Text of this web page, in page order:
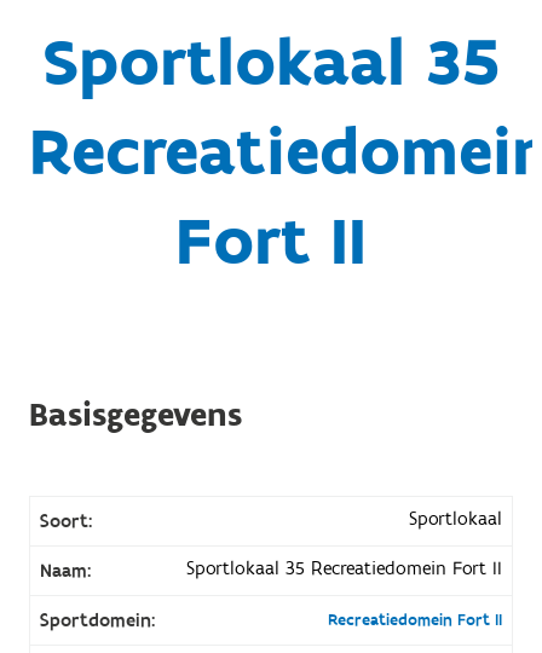
Sportlokaal 35
Fort II
Basisgegevens
Soort: Sportlokaal
Naam: Sportlokaal 35 Recreatiedomein Fort II
Sportdomein: Recreatiedomein Fort II